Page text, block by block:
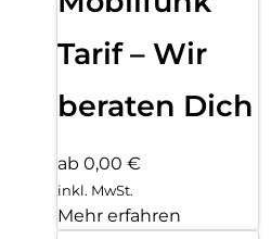
Tarif – Wir
beraten Dich
ab 0,00 €
inkl. MwSt.
Mehr erfahren